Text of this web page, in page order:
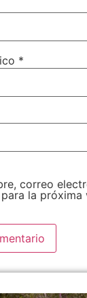
*
correo
la próxima